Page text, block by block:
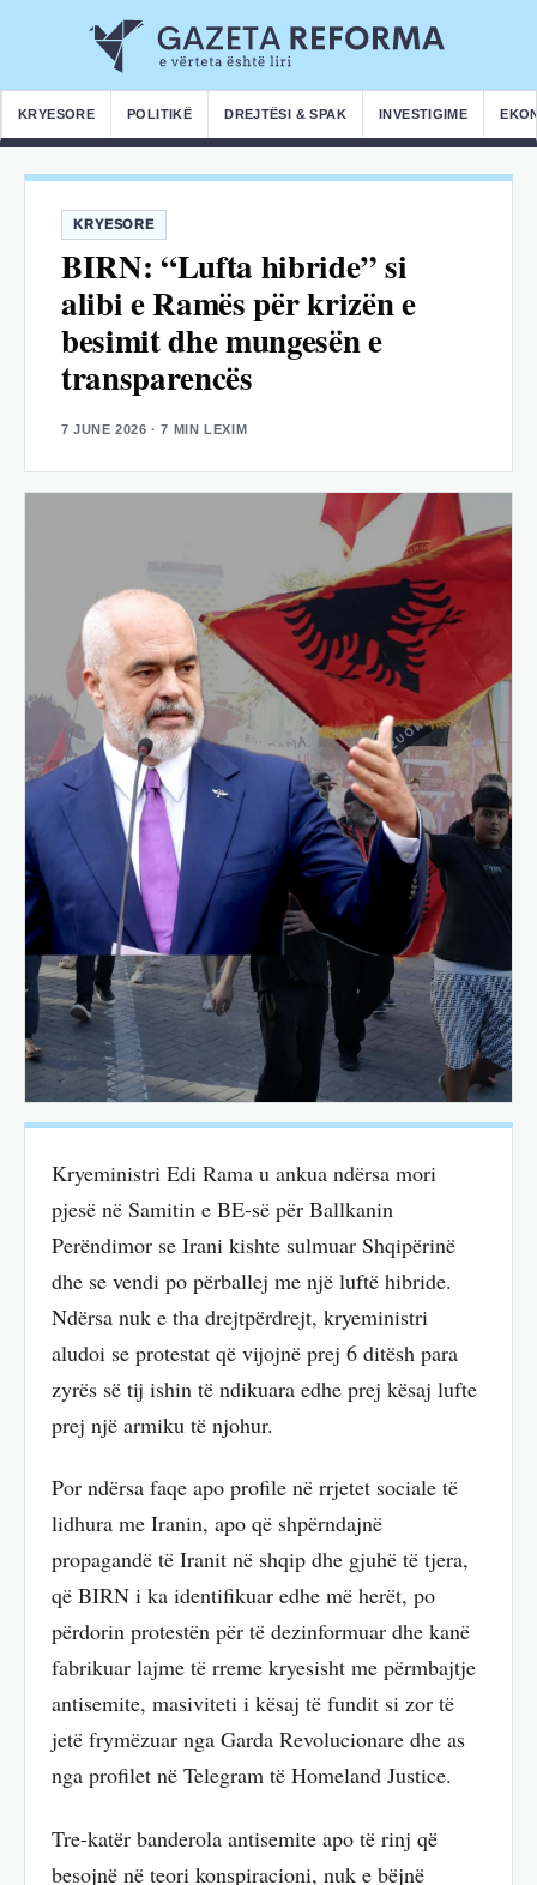
KRYESORE POLITIKË DREJTËSI & SPAK INVESTIGIME
KRYESORE
BIRN: “Lufta hibride” si
alibi e Ramës për krizën e
besimit dhe mungesën e
transparencës
7 JUNE 2026 · 7 MIN LEXIM
Kryeministri Edi Rama u ankua ndërsa mori
pjesë në Samitin e BE-së për Ballkanin
Perëndimor se Irani kishte sulmuar Shqipërinë
dhe se vendi po përballej me një luftë hibride.
Ndërsa nuk e tha drejtpërdrejt, kryeministri
aludoi se protestat që vijojnë prej 6 ditësh para
zyrës së tij ishin të ndikuara edhe prej kësaj lufte
prej një armiku të njohur.
Por ndërsa faqe apo profile në rrjetet sociale të
lidhura me Iranin, apo që shpërndajnë
propagandë të Iranit në shqip dhe gjuhë të tjera,
që BIRN i ka identifikuar edhe më herët, po
përdorin protestën për të dezinformuar dhe kanë
fabrikuar lajme të rreme kryesisht me përmbajtje
antisemite, masiviteti i kësaj të fundit si zor të
jetë frymëzuar nga Garda Revolucionare dhe as
nga profilet në Telegram të Homeland Justice.
Tre-katër banderola antisemite apo të rinj që
besojnë në teori konspiracioni, nuk e bëjnë